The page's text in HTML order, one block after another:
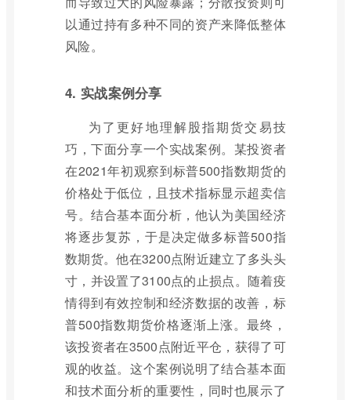
以通过持有多种不同的资产来降低整体
风险。
4. 实战案例分享
为了更好地理解股指期货交易技
巧，下面分享一个实战案例。某投资者
在2021年初观察到标普500指数期货的
价格处于低位，且技术指标显示超卖信
号。结合基本面分析，他认为美国经济
将逐步复苏，于是决定做多标普500指
数期货。他在3200点附近建立了多头头
寸，并设置了3100点的止损点。随着疫
情得到有效控制和经济数据的改善，标
普500指数期货价格逐渐上涨。最终，
该投资者在3500点附近平仓，获得了可
观的收益。这个案例说明了结合基本面
和技术面分析的重要性，同时也展示了